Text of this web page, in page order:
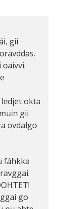
gii
ledjet okta
gii
ovdalgo
fáhkka
go